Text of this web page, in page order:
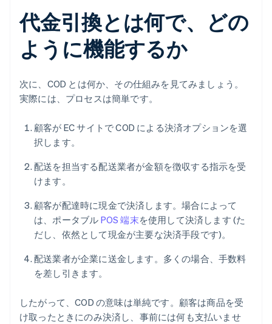
代金引換とは何で、どの
ように機能するか
次に、COD とは何か、その仕組みを見てみましょう。
実際には、プロセスは簡単です。
顧客が EC サイトで COD による決済オプションを選
択します。
配送を担当する配送業者が金額を徴収する指示を受
けます。
顧客が配達時に現金で決済します。場合によって
は、ポータブル POS 端末を使用して決済します (た
だし、依然として現金が主要な決済手段です)。
配送業者が企業に送金します。多くの場合、手数料
を差し引きます。
したがって、COD の意味は単純です。顧客は商品を受
け取ったときにのみ決済し、事前には何も支払いませ